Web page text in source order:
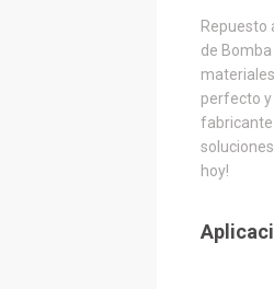
Repuesto
de
perfecto y
fabricante
hoy!